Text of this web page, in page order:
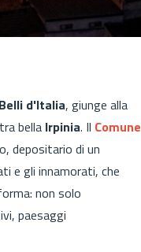
d'Italia, giunge alla
bella Irpinia. Il Comune
depositario di un
e gli innamorati, che
non solo
paesaggi